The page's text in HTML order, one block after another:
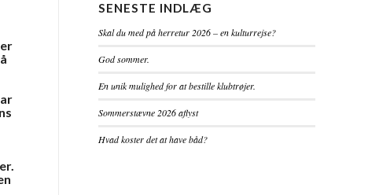
SENESTE INDLÆG
Skal du med på herretur 2026 – en kulturrejse?
God sommer.
En unik mulighed for at bestille klubtrøjer.
Sommerstævne 2026 aflyst
Hvad koster det at have båd?